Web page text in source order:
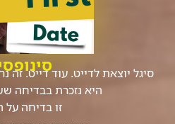
סיגל יוצאת לדייט. עוד דייט.
היא נזכרת בבדיחה
זו בדיחה על